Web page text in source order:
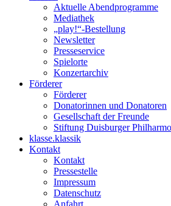
Aktuelle Abendprogramme
Mediathek
„play!“-Bestellung
Newsletter
Presseservice
Spielorte
Konzertarchiv
Förderer
Förderer
Donatorinnen und Donatoren
Gesellschaft der Freunde
Stiftung Duisburger
klasse.klassik
Kontakt
Kontakt
Pressestelle
Impressum
Datenschutz
Anfahrt